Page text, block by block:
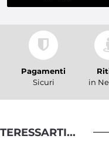
Pagamenti
Sicuri
in